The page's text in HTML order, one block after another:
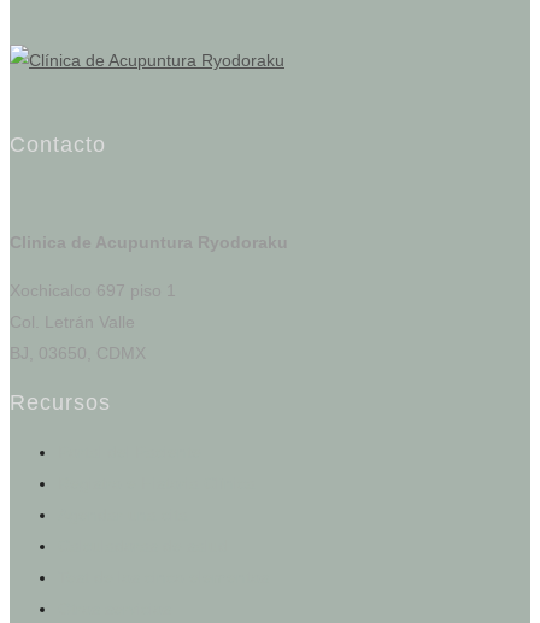
Contacto
Clinica de Acupuntura Ryodoraku
Xochicalco 697 piso 1
Col. Letrán Valle
BJ, 03650, CDMX
Recursos